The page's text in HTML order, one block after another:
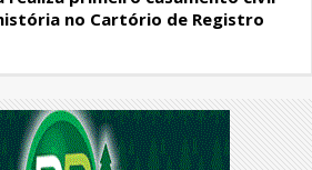
no Cartório de Registro